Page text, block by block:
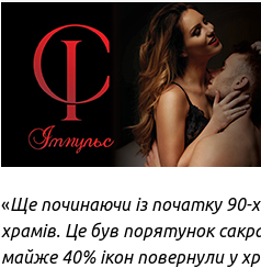
«Ще починаючи із початку 90-х
храмів. Це був порятунок
майже 40% ікон повернули у